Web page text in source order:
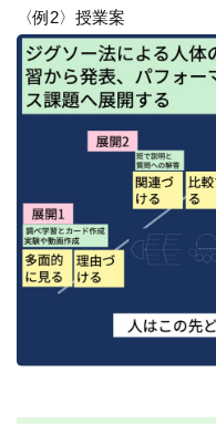
〈例2〉授業案